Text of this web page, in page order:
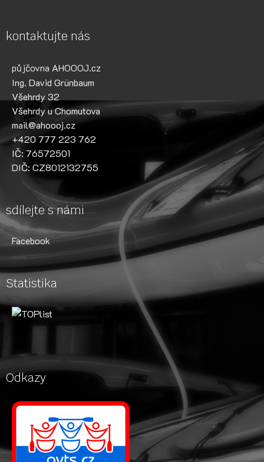
kontaktujte nás
půjčovna AHOOOJ.cz
Ing. David Grünbaum
Všehrdy 32
Všehrdy u Chomutova
mail@ahoooj.cz
+420 777 223 762
IČ: 76572501
DIČ: CZ8012132755
sdílejte s námi
Facebook
Statistika
Odkazy